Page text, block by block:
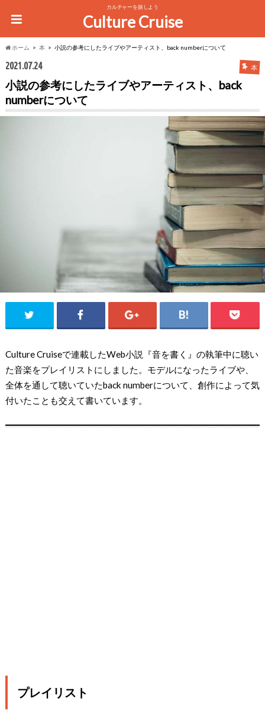
カルチャーを旅しよう
Culture Cruise
ホーム 本 小説の参考にしたライブやアーティスト、back numberについて
2021.07.24 本
小説の参考にしたライブやアーティスト、back
numberについて
Culture Cruiseで連載したWeb小説『音を書く』の執筆中に聴い
た音楽をプレイリストにしました。モデルになったライブや、
全体を通して聴いていたback numberについて、創作によって気
付いたことも交えて書いています。
プレイリスト